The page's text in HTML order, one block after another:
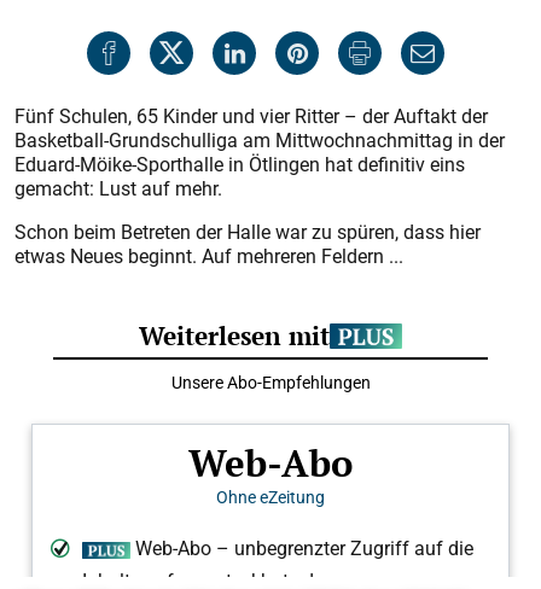
Fünf Schulen, 65 Kinder und vier Ritter – der Auftakt der
Basketball-Grundschulliga am Mittwochnachmittag in der
Eduard-Möike-Sporthalle in Ötlingen hat definitiv eins
gemacht: Lust auf mehr.
Schon beim Betreten der Halle war zu spüren, dass hier
etwas Neues beginnt. Auf mehreren Feldern ...